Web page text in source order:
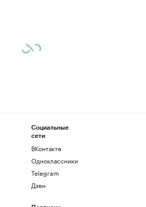
Социальные
сети
ВКонтакте
Одноклассники
Telegram
Дзен